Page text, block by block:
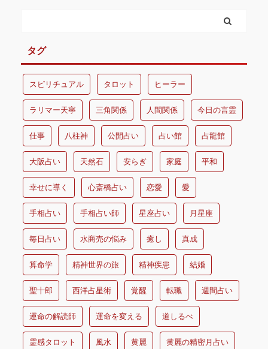
タグ
スピリチュアル タロット ヒーラー
ラリマー天寧 三角関係 人間関係 今日の言霊
仕事 八柱神 公開占い 占い館 占龍館
大阪占い 天然石 安らぎ 家庭 平和
幸せに導く 心斎橋占い 恋愛 愛
手相占い 手相占い師 星座占い 月星座
毎日占い 水商売の悩み 癒し 真成
算命学 精神世界の旅 精神疾患 結婚
聖十郎 西洋占星術 覚醒 転職 週間占い
運命の解読師 運命を変える 道しるべ
霊感タロット 風水 黄麗 黄麗の精密月占い